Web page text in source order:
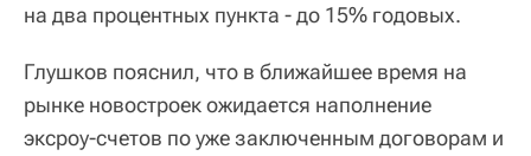
на два процентных пункта - до 15% годовых.
Глушков пояснил, что в ближайшее время на
рынке новостроек ожидается наполнение
эксроу-счетов по уже заключенным договорам и